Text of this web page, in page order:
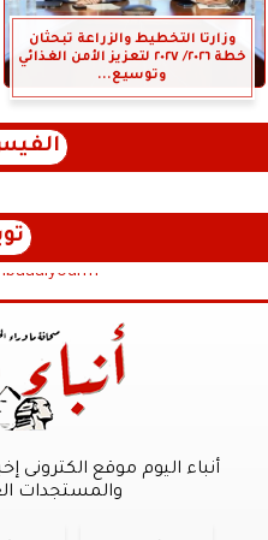
وزارتا التخطيط والزراعة تبحثان
خطة ٢٠٢٦/ ٢٠٢٧ لتعزيز الأمن الغذائي
وتوسيع...
أنباء اليوم موقع الكترونى
والمستجدات